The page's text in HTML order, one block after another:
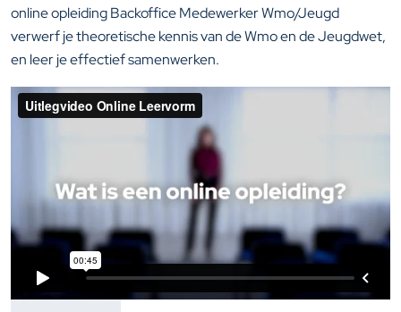
online opleiding Backoffice Medewerker Wmo/Jeugd
verwerf je theoretische kennis van de Wmo en de Jeugdwet,
en leer je effectief samenwerken.